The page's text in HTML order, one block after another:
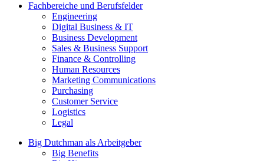
Fachbereiche und Berufsfelder
Engineering
Digital Business & IT
Business Development
Sales & Business Support
Finance & Controlling
Human Resources
Marketing Communications
Purchasing
Customer Service
Logistics
Legal
Big Dutchman als Arbeitgeber
Big Benefits